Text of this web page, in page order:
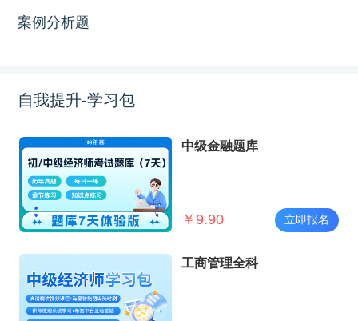
案例分析题
自我提升-学习包
中级金融题库
￥ 9.90 立即报名
工商管理全科